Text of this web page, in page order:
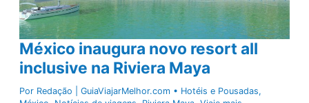
México inaugura novo resort all
inclusive na Riviera Maya
Por Redação | GuiaViajarMelhor.com • Hotéis e Pousadas,